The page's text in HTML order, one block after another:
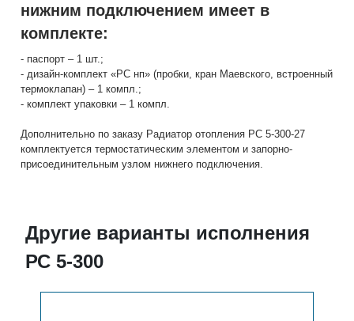
нижним подключением имеет в
комплекте:
- паспорт – 1 шт.;
- дизайн-комплект «РС нп» (пробки, кран Маевского, встроенный
термоклапан) – 1 компл.;
- комплект упаковки – 1 компл.
Дополнительно по заказу Радиатор отопления РС 5-300-27
комплектуется термостатическим элементом и запорно-
присоединительным узлом нижнего подключения.
Другие варианты исполнения
РС 5-300